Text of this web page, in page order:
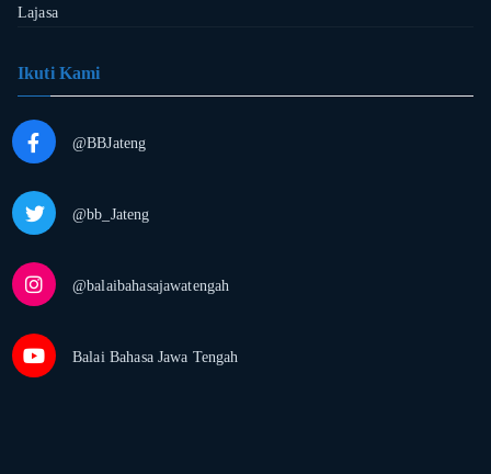
Lajasa
Ikuti Kami
@BBJateng
@bb_Jateng
@balaibahasajawatengah
Balai Bahasa Jawa Tengah